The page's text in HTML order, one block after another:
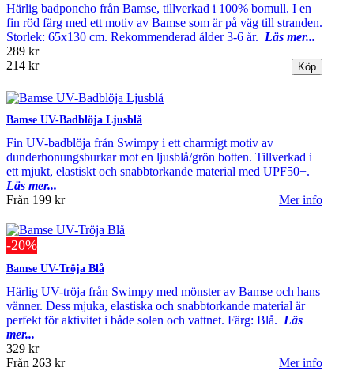
Härlig badponcho från Bamse, tillverkad i 100% bomull. I en
fin röd färg med ett motiv av Bamse som är på väg till stranden.
Storlek: 65x130 cm. Rekommenderad ålder 3-6 år. Läs mer...
289 kr
214 kr
Bamse UV-Badblöja Ljusblå
Fin UV-badblöja från Swimpy i ett charmigt motiv av
dunderhonungsburkar mot en ljusblå/grön botten. Tillverkad i
ett mjukt, elastiskt och snabbtorkande material med UPF50+.
Läs mer...
Från 199 kr Mer info
-20%
Bamse UV-Tröja Blå
Härlig UV-tröja från Swimpy med mönster av Bamse och hans
vänner. Dess mjuka, elastiska och snabbtorkande material är
perfekt för aktivitet i både solen och vattnet. Färg: Blå. Läs
mer...
329 kr
Från 263 kr Mer info